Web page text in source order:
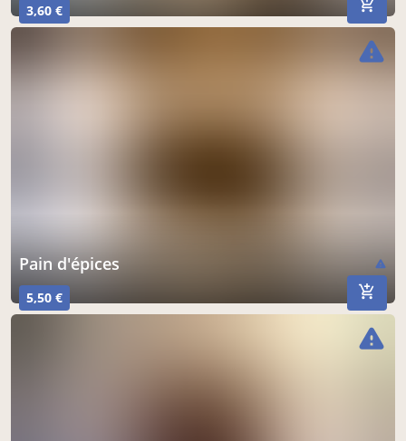
3,60 €
Pain d'épices warning
5,50 €
warning
warning